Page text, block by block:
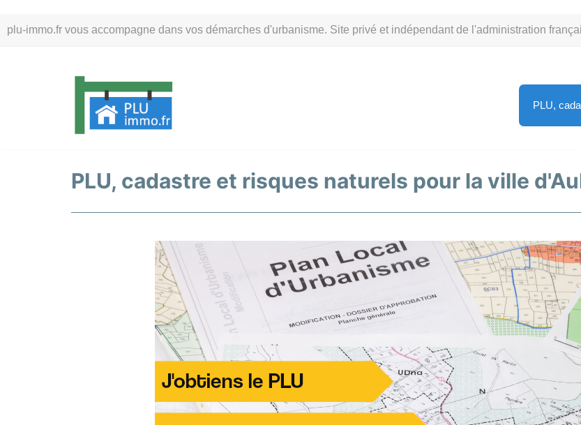
plu-immo.fr vous accompagne dans vos démarches d'urbanisme. Site privé et indépendant de l'administration
au
PLU,
PLU, cadastre et risques naturels pour la ville